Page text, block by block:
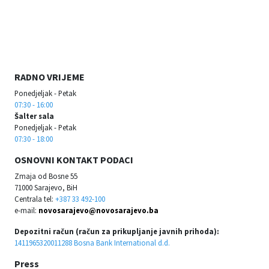
RADNO VRIJEME
Ponedjeljak - Petak
07:30 - 16:00
Šalter sala
Ponedjeljak - Petak
07:30 - 18:00
OSNOVNI KONTAKT PODACI
Zmaja od Bosne 55
71000 Sarajevo, BiH
Centrala tel: +387 33 492-100
e-mail: novosarajevo@novosarajevo.ba
Depozitni račun (račun za prikupljanje javnih prihoda):
1411965320011288 Bosna Bank International d.d.
Press